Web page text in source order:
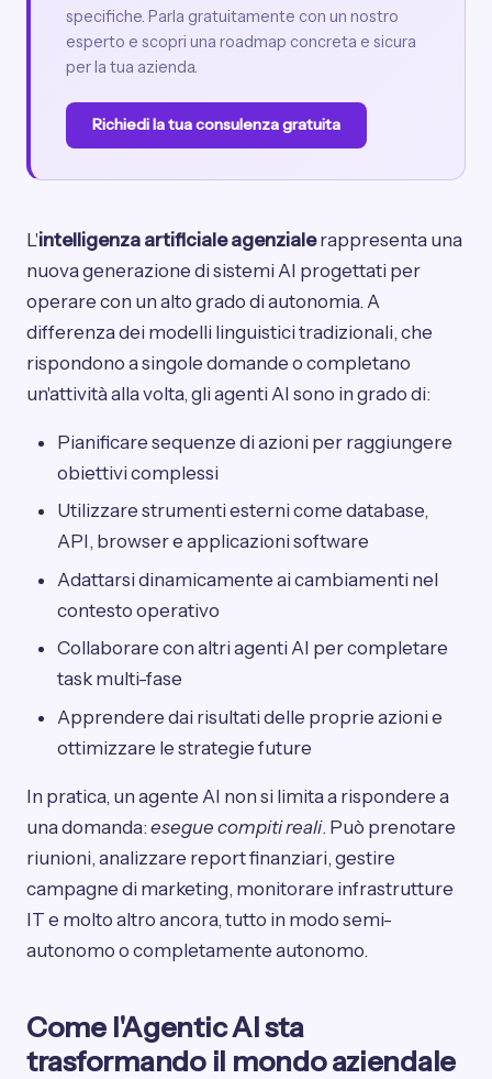
specifiche. Parla gratuitamente con un nostro
esperto e scopri una roadmap concreta e sicura
per la tua azienda.
Richiedi la tua consulenza gratuita
L'intelligenza artificiale agenzialerappresenta una
nuova generazione di sistemi AI progettati per
operare con un alto grado di autonomia. A
differenza dei modelli linguistici tradizionali, che
rispondono a singole domande o completano
un'attività alla volta, gli agenti AI sono in grado di:
Pianificare sequenze di azioni per raggiungere
obiettivi complessi
Utilizzare strumenti esterni come database,
API, browser e applicazioni software
Adattarsi dinamicamente ai cambiamenti nel
contesto operativo
Collaborare con altri agenti AI per completare
task multi-fase
Apprendere dai risultati delle proprie azioni e
ottimizzare le strategie future
In pratica, un agente AI non si limita a rispondere a
una domanda: esegue compiti reali. Può prenotare
riunioni, analizzare report finanziari, gestire
campagne di marketing, monitorare infrastrutture
IT e molto altro ancora, tutto in modo semi-
autonomo o completamente autonomo.
Come l'Agentic AI sta
trasformando il mondo aziendale